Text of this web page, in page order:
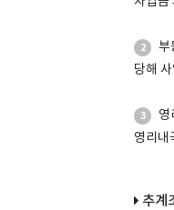
2
부
당해
3
영
영리내
추계